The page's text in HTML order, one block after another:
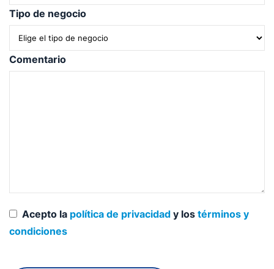
Tipo de negocio
Comentario
Acepto la política de privacidad y los términos y
condiciones